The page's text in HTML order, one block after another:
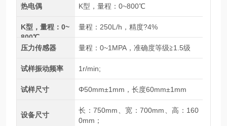
热电偶 K型，量程：0~800℃
K型，量程：0~
800℃
量程：250L/h，精度?4%
压力传感器 量程：0~1MPA，准确度等级≧1.5级
试样振动频率 1r/min;
试样尺寸 Φ50mm±1mm，长度60mm±1mm
设备尺寸
长：750mm、宽：700mm、高：160
0mm；